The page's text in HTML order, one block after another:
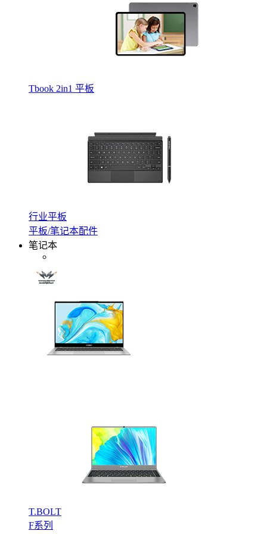
Tbook 2in1 平板
行业平板
平板/笔记本配件
笔记本
T.BOLT
F系列